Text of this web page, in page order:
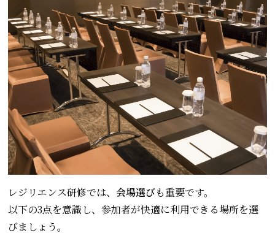
レジリエンス研修では、会場選びも重要です。
以下の3点を意識し、参加者が快適に利用できる場所を選
びましょう。